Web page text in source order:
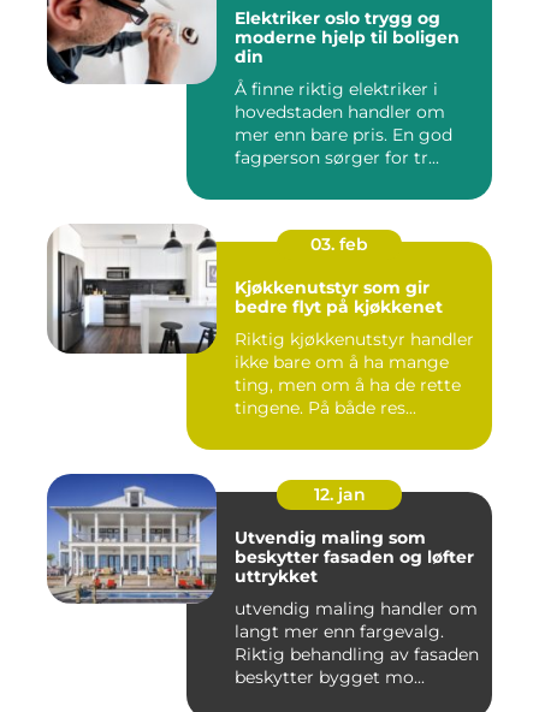
Elektriker oslo trygg og
moderne hjelp til boligen
din
Å finne riktig elektriker i
hovedstaden handler om
mer enn bare pris. En god
fagperson sørger for tr...
03. feb
Kjøkkenutstyr som gir
bedre flyt på kjøkkenet
Riktig kjøkkenutstyr handler
ikke bare om å ha mange
ting, men om å ha de rette
tingene. På både res...
12. jan
Utvendig maling som
beskytter fasaden og løfter
uttrykket
utvendig maling handler om
langt mer enn fargevalg.
Riktig behandling av fasaden
beskytter bygget mo...